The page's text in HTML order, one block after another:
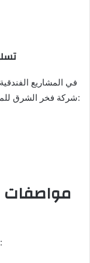
3.
في المشاريع
شركة فخر الشرق للمقاولات على أنظمة إدارة مشاريع حديثة تضمن:
مواصفات
لكي ينجح الفندق في حائل، يجب أن يجمع بين: